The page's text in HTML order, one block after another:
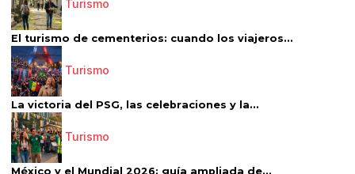
Turismo
El turismo de cementerios: cuando los viajeros...
Turismo
La victoria del PSG, las celebraciones y la...
Turismo
México y el Mundial 2026: guía ampliada de...